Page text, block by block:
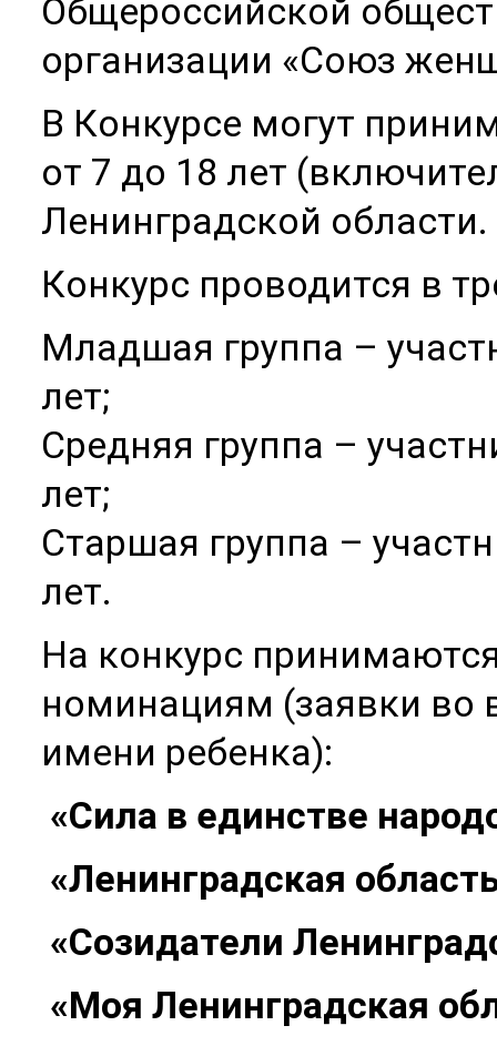
Общероссийской
организации «Союз
В Конкурсе могут
от 7 до 18 лет
Ленинградской области.
Конкурс проводится в
Младшая группа –
лет;
Средняя группа –
лет;
Старшая группа –
лет.
На конкурс
номинациям (заявки во
имени ребенка):
«Сила в единстве
«Ленинградская
«Созидатели
«Моя Ленинградская